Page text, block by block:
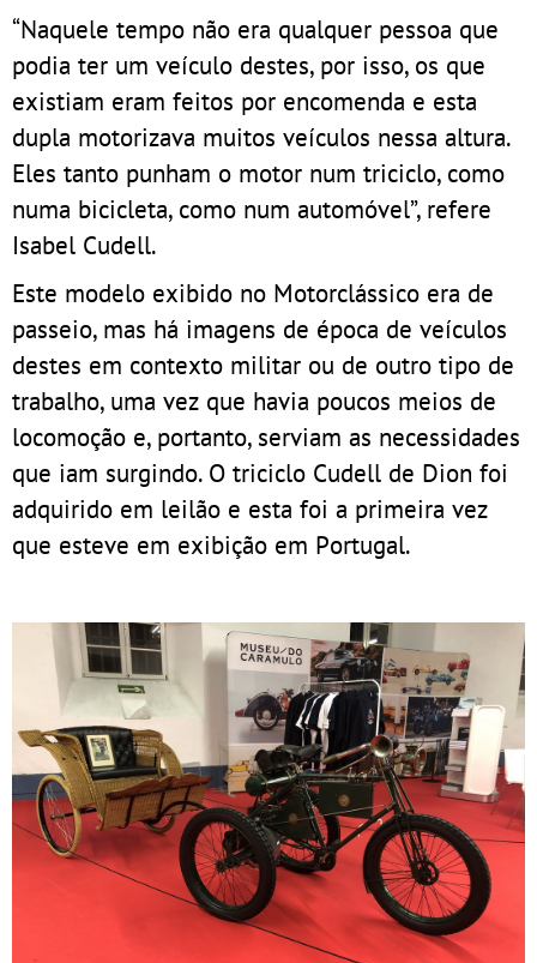
“Naquele tempo não era qualquer pessoa que
podia ter um veículo destes, por isso, os que
existiam eram feitos por encomenda e esta
dupla motorizava muitos veículos nessa altura.
Eles tanto punham o motor num triciclo, como
numa bicicleta, como num automóvel”, refere
Isabel Cudell.
Este modelo exibido no Motorclássico era de
passeio, mas há imagens de época de veículos
destes em contexto militar ou de outro tipo de
trabalho, uma vez que havia poucos meios de
locomoção e, portanto, serviam as necessidades
que iam surgindo. O triciclo Cudell de Dion foi
adquirido em leilão e esta foi a primeira vez
que esteve em exibição em Portugal.